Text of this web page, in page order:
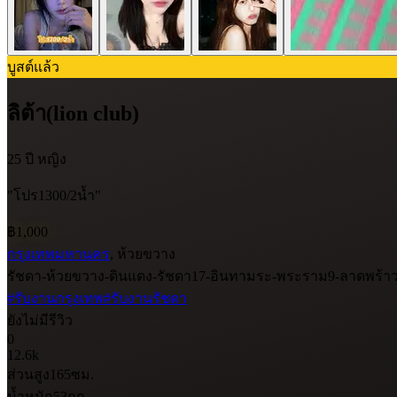
บูสต์แล้ว
ลิต้า(lion club)
25 ปี หญิง
"โปร1300/2น้ำ"
฿1,000
กรุงเทพมหานคร, ห้วยขวาง
รัชดา-ห้วยขวาง-ดินแดง-รัชดา17-อินทามระ-พระราม9-ลาดพร้า
#รับงานกรุงเทพ#รับงานรัชดา
ยังไม่มีรีวิว
0
12.6k
ส่วนสูง 165ซม.